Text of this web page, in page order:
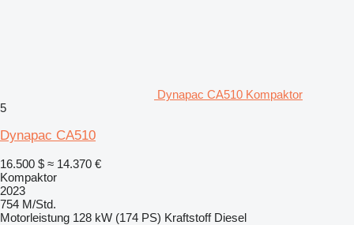
Dynapac CA510 Kompaktor
5
Dynapac CA510
16.500 $ ≈ 14.370 €
Kompaktor
2023
754 M/Std.
Motorleistung 128 kW (174 PS) Kraftstoff Diesel